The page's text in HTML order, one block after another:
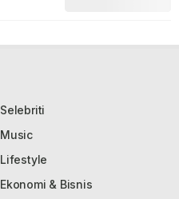
Selebriti
Music
Lifestyle
Ekonomi & Bisnis